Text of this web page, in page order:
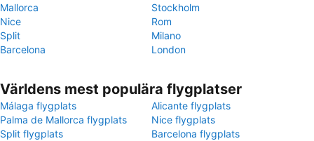
Mallorca
Stockholm
Nice
Rom
Split
Milano
Barcelona
London
Världens mest populära flygplatser
Málaga flygplats
Alicante flygplats
Palma de Mallorca flygplats
Nice flygplats
Split flygplats
Barcelona flygplats